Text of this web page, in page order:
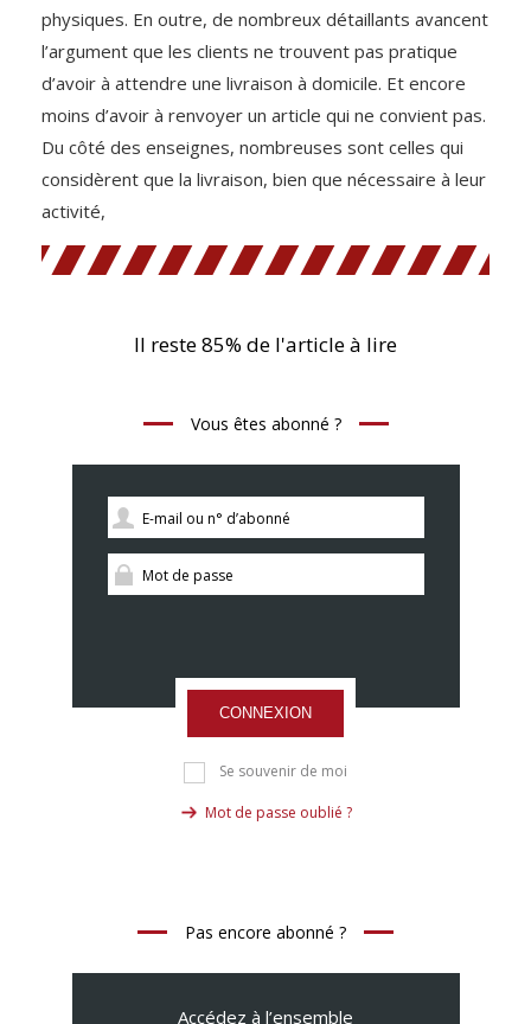
physiques. En outre, de nombreux détaillants avancent
l’argument que les clients ne trouvent pas pratique
d’avoir à attendre une livraison à domicile. Et encore
moins d’avoir à renvoyer un article qui ne convient pas.
Du côté des enseignes, nombreuses sont celles qui
considèrent que la livraison, bien que nécessaire à leur
activité,
Il reste 85% de l'article à lire
Vous êtes abonné ?
CONNEXION
Se souvenir de moi
Mot de passe oublié ?
Pas encore abonné ?
Accédez à l’ensemble